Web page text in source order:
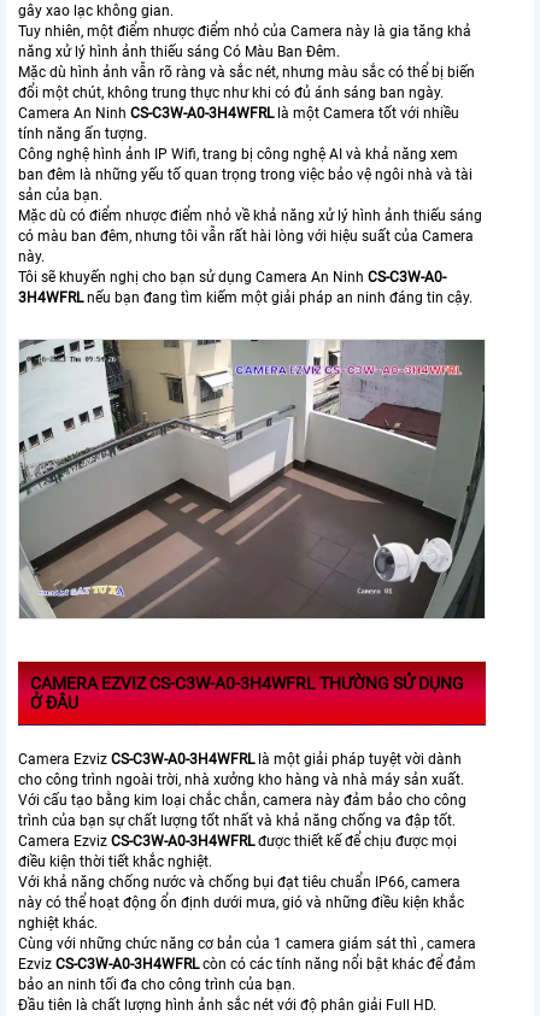
gây xao lạc không gian.
Tuy nhiên, một điểm nhược điểm nhỏ của Camera này là gia tăng khả
năng xử lý hình ảnh thiếu sáng Có Màu Ban Đêm.
Mặc dù hình ảnh vẫn rõ ràng và sắc nét, nhưng màu sắc có thể bị biến
đổi một chút, không trung thực như khi có đủ ánh sáng ban ngày.
Camera An Ninh CS-C3W-A0-3H4WFRLlà một Camera tốt với nhiều
tính năng ấn tượng.
Công nghệ hình ảnh IP Wifi, trang bị công nghệ AI và khả năng xem
ban đêm là những yếu tố quan trọng trong việc bảo vệ ngôi nhà và tài
sản của bạn.
Mặc dù có điểm nhược điểm nhỏ về khả năng xử lý hình ảnh thiếu sáng
có màu ban đêm, nhưng tôi vẫn rất hài lòng với hiệu suất của Camera
này.
Tôi sẽ khuyến nghị cho bạn sử dụng Camera An Ninh CS-C3W-A0-
3H4WFRLnếu bạn đang tìm kiếm một giải pháp an ninh đáng tin cậy.
CAMERA EZVIZ CS-C3W-A0-3H4WFRL THƯỜNG SỬ DỤNG
Ở ĐÂU
Camera Ezviz CS-C3W-A0-3H4WFRLlà một giải pháp tuyệt vời dành
cho công trình ngoài trời, nhà xưởng kho hàng và nhà máy sản xuất.
Với cấu tạo bằng kim loại chắc chắn, camera này đảm bảo cho công
trình của bạn sự chất lượng tốt nhất và khả năng chống va đập tốt.
Camera Ezviz CS-C3W-A0-3H4WFRLđược thiết kế để chịu được mọi
điều kiện thời tiết khắc nghiệt.
Với khả năng chống nước và chống bụi đạt tiêu chuẩn IP66, camera
này có thể hoạt động ổn định dưới mưa, gió và những điều kiện khắc
nghiệt khác.
Cùng với những chức năng cơ bản của 1 camera giám sát thì , camera
Ezviz CS-C3W-A0-3H4WFRLcòn có các tính năng nổi bật khác để đảm
bảo an ninh tối đa cho công trình của bạn.
Đầu tiên là chất lượng hình ảnh sắc nét với độ phân giải Full HD.